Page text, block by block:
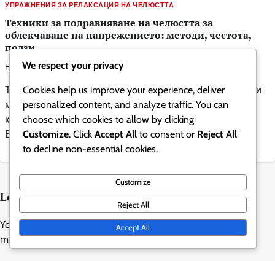
УПРАЖНЕНИЯ ЗА РЕЛАКСАЦИЯ НА ЧЕЛЮСТТА
Техники за подравняване на челюстта за
облекчаване на напрежението: методи, честота,
ползи
Нора Уитфийлд 04/03/2026
Техниките за подравняване на челюстта са съществени
методи за коригиране на неправилности в челюстта,
които могат да доведат до напрежение и дискомфорт.
Възстановявайки правилната функция […]
Leave a Reply
Your email address will not be published.
Required fields are
marked*
We respect your privacy
Cookies help us improve your experience, deliver
personalized content, and analyze traffic. You can
choose which cookies to allow by clicking
Customize. Click Accept All to consent or Reject All
to decline non-essential cookies.
Customize
Reject All
Accept All